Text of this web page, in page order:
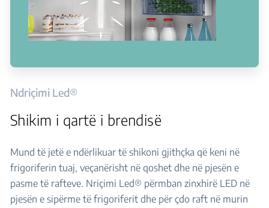
Ndriçimi Led®
Shikim i qartë i brendisë
Mund të jetë e ndërlikuar të shikoni gjithçka që keni në
frigoriferin tuaj, veçanërisht në qoshet dhe në pjesën e
pasme të rafteve. Nriçimi Led® përmban zinxhirë LED në
pjesën e sipërme të frigoriferit dhe për çdo raft në murin